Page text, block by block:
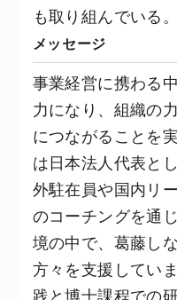
も取り組んでいる。
メッセージ
事業経営に携わる
力になり、組織の
につながることを
は日本法人代表と
外駐在員や国内リ
のコーチングを通
境の中で、葛藤し
方々を支援してい
践と博士課程での